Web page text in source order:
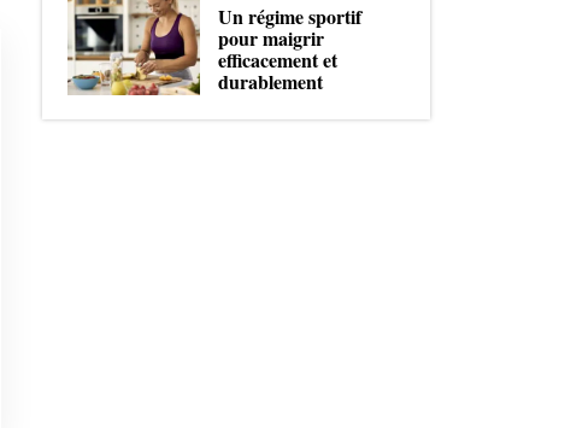
Un régime sportif
pour maigrir
efficacement et
durablement